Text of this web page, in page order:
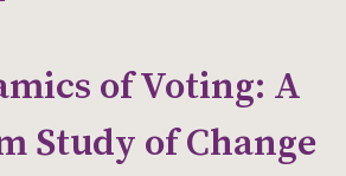
of Voting: A
Study of Change